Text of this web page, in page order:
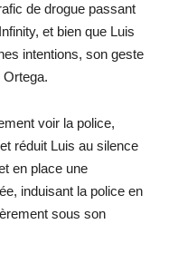
de drogue passant
et bien que Luis
intentions, son geste
voir la police,
réduit Luis au silence
en place une
induisant la police en
sous son